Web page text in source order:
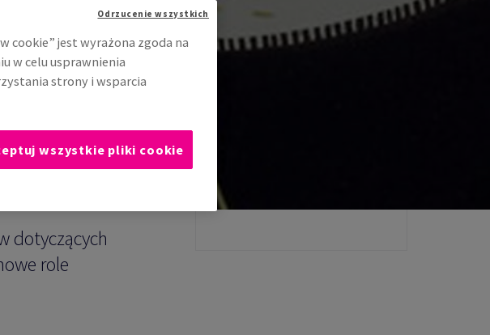
dotyczących
role
cookie” jest wyrażona zgoda na
w celu usprawnienia
strony i wsparcia
Odrzucenie wszystkich
wszystkie pliki cookie